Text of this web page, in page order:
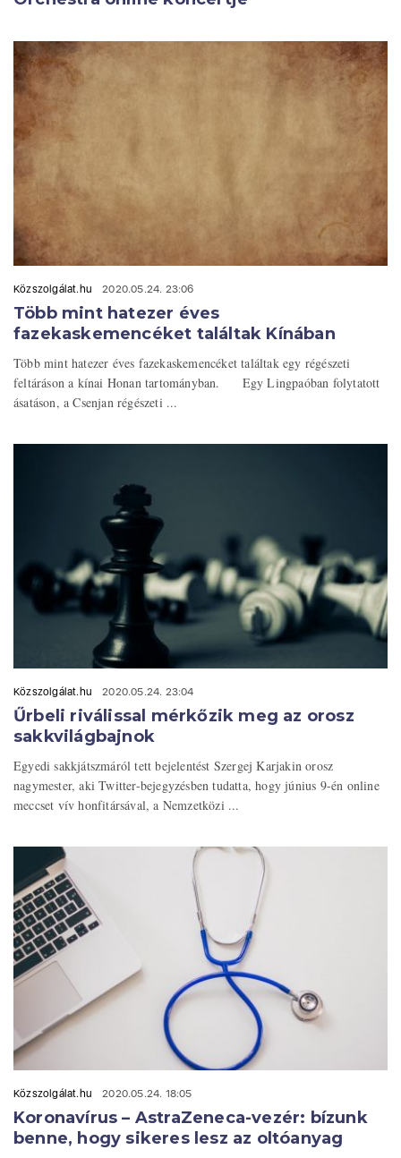
Közszolgálat.hu 2020.05.24. 23:06
Több mint hatezer éves
fazekaskemencéket találtak Kínában
Több mint hatezer éves fazekaskemencéket találtak egy régészeti
feltáráson a kínai Honan tartományban. Egy Lingpaóban folytatott
ásatáson, a Csenjan régészeti ...
Közszolgálat.hu 2020.05.24. 23:04
Űrbeli riválissal mérkőzik meg az orosz
sakkvilágbajnok
Egyedi sakkjátszmáról tett bejelentést Szergej Karjakin orosz
nagymester, aki Twitter-bejegyzésben tudatta, hogy június 9-én online
meccset vív honfitársával, a Nemzetközi ...
Közszolgálat.hu 2020.05.24. 18:05
Koronavírus – AstraZeneca-vezér: bízunk
benne, hogy sikeres lesz az oltóanyag